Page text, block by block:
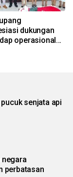
dukungan
operasional
senjata api
negara
perbatasan